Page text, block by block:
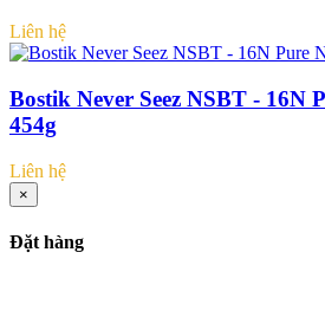
Liên hệ
Bostik Never Seez NSBT - 16N
454g
Liên hệ
×
Đặt hàng